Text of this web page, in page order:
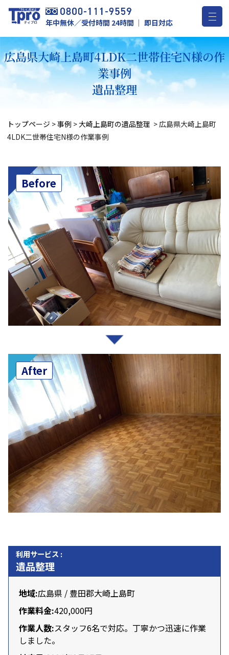
年中無休／受付時間 24時間 ｜ 即日対応
広島県大崎上島町4LDK二世帯住宅N様の作
業事例
遺品整理
トップページ >事例 >大崎上島町の遺品整理 >広島県大崎上島町
4LDK二世帯住宅N様の作業事例
Before
After
利用サービス :
遺品整理
地域:広島県 / 豊田郡大崎上島町
作業料金:420,000円
作業人数:スタッフ6名で対応。丁寧かつ迅速に作業
しました。